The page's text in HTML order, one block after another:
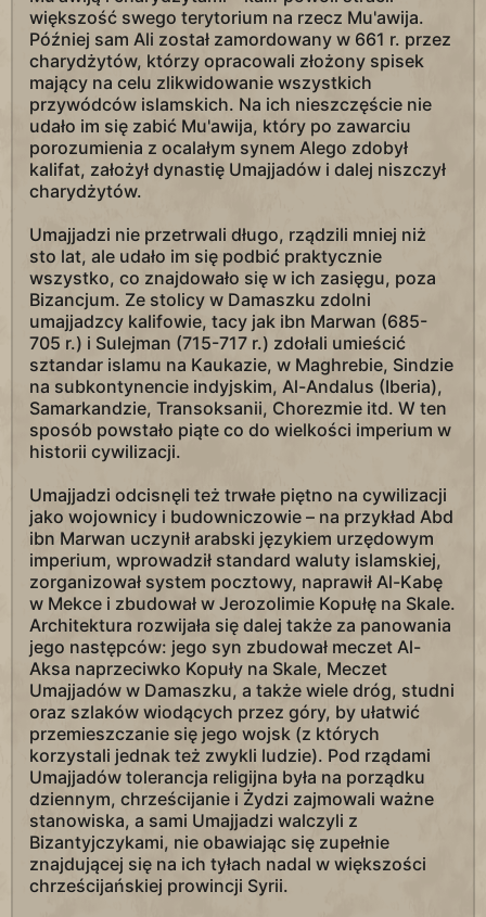
większość swego terytorium na rzecz Mu'awija.
Później sam Ali został zamordowany w 661 r. przez
charydżytów, którzy opracowali złożony spisek
mający na celu zlikwidowanie wszystkich
przywódców islamskich. Na ich nieszczęście nie
udało im się zabić Mu'awija, który po zawarciu
porozumienia z ocalałym synem Alego zdobył
kalifat, założył dynastię Umajjadów i dalej niszczył
charydżytów.
Umajjadzi nie przetrwali długo, rządzili mniej niż
sto lat, ale udało im się podbić praktycznie
wszystko, co znajdowało się w ich zasięgu, poza
Bizancjum. Ze stolicy w Damaszku zdolni
umajjadzcy kalifowie, tacy jak ibn Marwan (685-
705 r.) i Sulejman (715-717 r.) zdołali umieścić
sztandar islamu na Kaukazie, w Maghrebie, Sindzie
na subkontynencie indyjskim, Al-Andalus (Iberia),
Samarkandzie, Transoksanii, Chorezmie itd. W ten
sposób powstało piąte co do wielkości imperium w
historii cywilizacji.
Umajjadzi odcisnęli też trwałe piętno na cywilizacji
jako wojownicy i budowniczowie – na przykład Abd
ibn Marwan uczynił arabski językiem urzędowym
imperium, wprowadził standard waluty islamskiej,
zorganizował system pocztowy, naprawił Al-Kabę
w Mekce i zbudował w Jerozolimie Kopułę na Skale.
Architektura rozwijała się dalej także za panowania
jego następców: jego syn zbudował meczet Al-
Aksa naprzeciwko Kopuły na Skale, Meczet
Umajjadów w Damaszku, a także wiele dróg, studni
oraz szlaków wiodących przez góry, by ułatwić
przemieszczanie się jego wojsk (z których
korzystali jednak też zwykli ludzie). Pod rządami
Umajjadów tolerancja religijna była na porządku
dziennym, chrześcijanie i Żydzi zajmowali ważne
stanowiska, a sami Umajjadzi walczyli z
Bizantyjczykami, nie obawiając się zupełnie
znajdującej się na ich tyłach nadal w większości
chrześcijańskiej prowincji Syrii.